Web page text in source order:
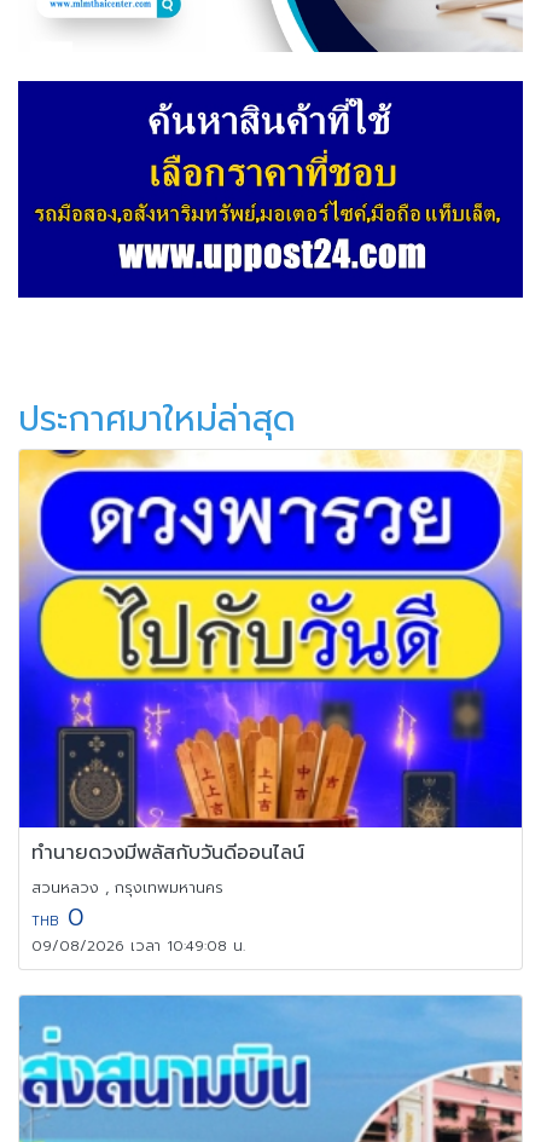
ประกาศมาใหม่ล่าสุด
ทำนายดวงมีพลัสกับวันดีออนไลน์
สวนหลวง , กรุงเทพมหานคร
THB 0
09/08/2026 เวลา 10:49:08 น.